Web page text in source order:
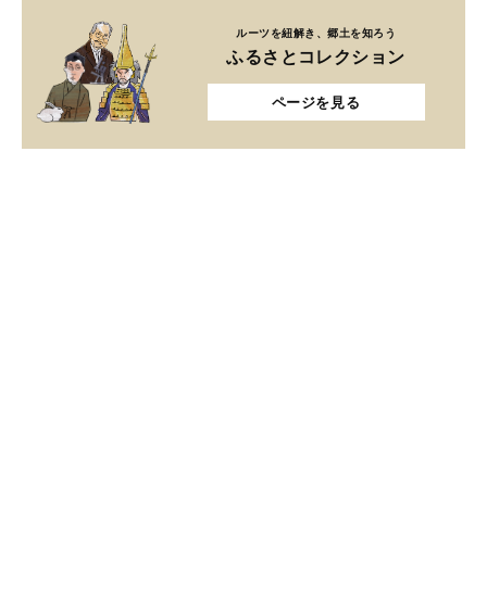
ルーツを紐解き、郷土を知ろう
ふるさとコレクション
ページを見る